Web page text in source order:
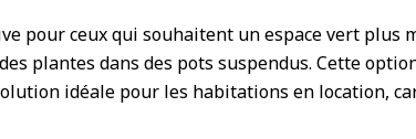
pour ceux qui souhaitent un espace vert plus
plantes dans des pots suspendus. Cette
idéale pour les habitations en location,